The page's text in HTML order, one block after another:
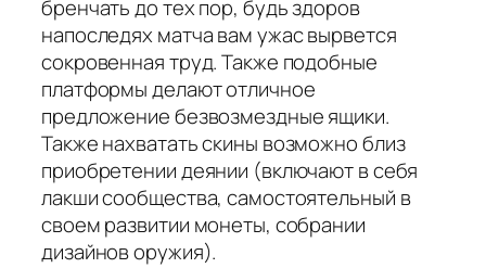
бренчать до тех пор, будь здоров
напоследях матча вам ужас вырвется
сокровенная труд. Также подобные
платформы делают отличное
предложение безвозмездные ящики.
Также нахватать скины возможно близ
приобретении деянии (включают в себя
лакши сообщества, самостоятельный в
своем развитии монеты, собрании
дизайнов оружия).